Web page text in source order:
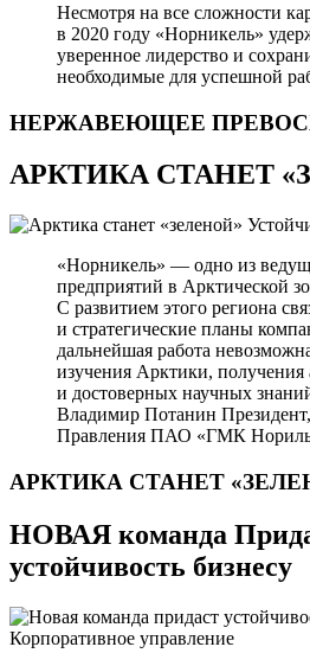
Несмотря на все сложности
в 2020 году «Норникель»
уверенное лидерство и
необходимые для успешной
НЕРЖАВЕЮЩЕЕ
АРКТИКА СТАНЕТ
«Норникель» — одно из
предприятий в Арктической
С развитием этого региона
и стратегические планы
дальнейшая работа
изучения Арктики, получения
и достоверных научных
Владимир Потанин
Правления ПАО «ГМК
АРКТИКА СТАНЕТ
НОВАЯ команда
устойчивость бизнесу
Корпоративное управление